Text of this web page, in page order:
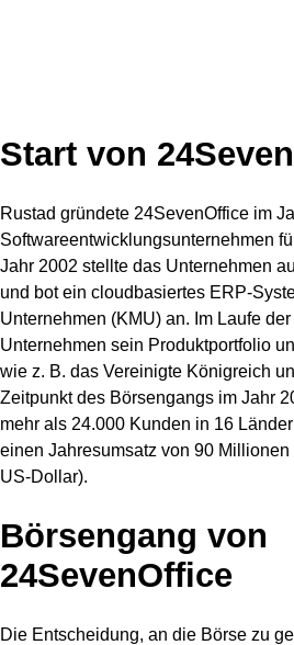
Start von
Rustad gründete 24SevenOffice im
Softwareentwicklungsunternehmen
Jahr 2002 stellte das Unternehmen
und bot ein cloudbasiertes ERP-
Unternehmen (KMU) an. Im Laufe
Unternehmen sein Produktportfolio
wie z. B. das Vereinigte Königreich
Zeitpunkt des Börsengangs im Jahr
mehr als 24.000 Kunden in 16
einen Jahresumsatz von 90
US-Dollar).
Börsengang von
24SevenOffice
Die Entscheidung, an die Börse zu